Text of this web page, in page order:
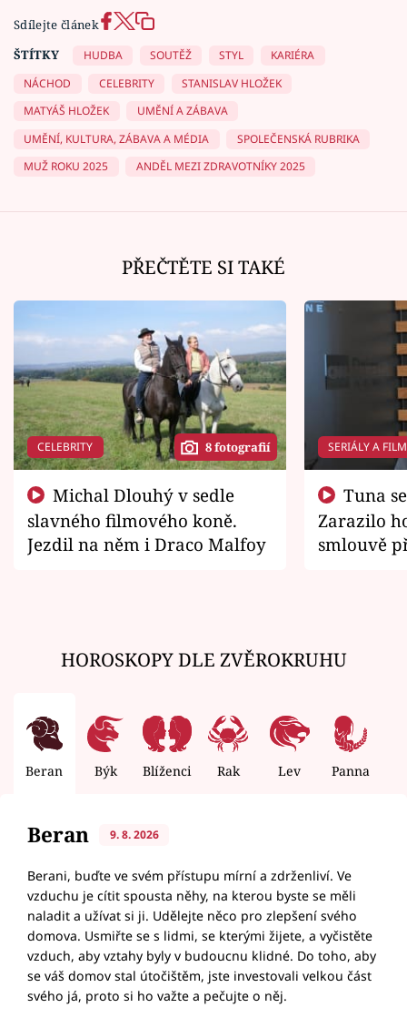
Sdílejte článek
ŠTÍTKY
HUDBA SOUTĚŽ STYL
KARIÉRA
NÁCHOD
CELEBRITY
STANISLAV HLOŽEK
MATYÁŠ HLOŽEK
UMĚNÍ A ZÁBAVA
UMĚNÍ, KULTURA, ZÁBAVA A MÉDIA
SPOLEČENSKÁ RUBRIKA
MUŽ ROKU 2025
ANDĚL MEZI ZDRAVOTNÍKY 2025
PŘEČTĚTE SI TAKÉ
CELEBRITY 8 fotografií
slavného filmového koně.
Jezdil na něm i Draco Malfoy
SERIÁLY A
Zarazilo
smlouvě
HOROSKOPY DLE ZVĚROKRUHU
Beran Býk Blíženci Rak Lev Panna
Beran 9. 8. 2026
Berani, buďte ve svém přístupu mírní a zdrženliví. Ve
vzduchu je cítit spousta něhy, na kterou byste se měli
naladit a užívat si ji. Udělejte něco pro zlepšení svého
domova. Usmiřte se s lidmi, se kterými žijete, a vyčistěte
vzduch, aby vztahy byly v budoucnu klidné. Do toho, aby
se váš domov stal útočištěm, jste investovali velkou část
svého já, proto si ho važte a pečujte o něj.